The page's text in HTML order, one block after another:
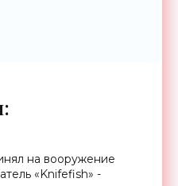
на вооружение
«Knifefish» -